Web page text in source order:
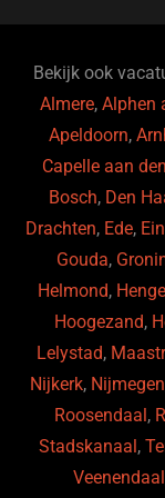
o
k
Bekijk ook
Almere,Alphen
Apeldoorn,
Capelle aan
Bosch, Den
Drachten, Ede,
Gouda,
Helmond,
Hoogezand,
Lelystad,
Nijkerk, Nijmegen
Roosendaal,
Stadskanaal,
Veenendaal